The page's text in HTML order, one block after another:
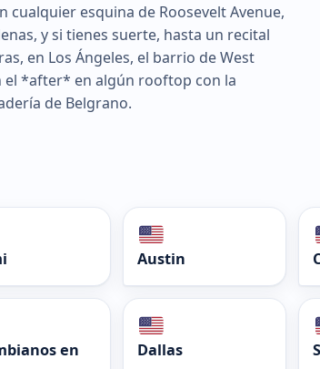
esquina de Roosevelt Avenue,
y si tienes suerte, hasta un recital
en Los Ángeles, el barrio de West
el *after* en algún rooftop con la
de Belgrano.
Austin
en
Dallas